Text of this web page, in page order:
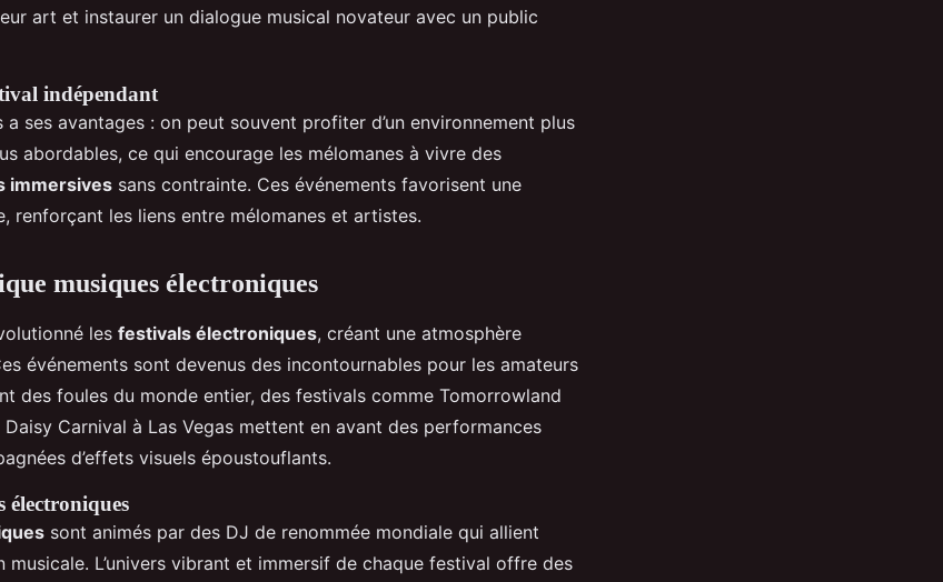
art et instaurer un dialogue musical novateur avec un public
indépendant
ses avantages : on peut souvent profiter d’un environnement plus
abordables, ce qui encourage les mélomanes à vivre des
immersives sans contrainte. Ces événements favorisent une
renforçant les liens entre mélomanes et artistes.
musiques électroniques
les festivals électroniques, créant une atmosphère
événements sont devenus des incontournables pour les amateurs
des foules du monde entier, des festivals comme Tomorrowland
Carnival à Las Vegas mettent en avant des performances
d’effets visuels époustouflants.
électroniques
sont animés par des DJ de renommée mondiale qui allient
L’univers vibrant et immersif de chaque festival offre des